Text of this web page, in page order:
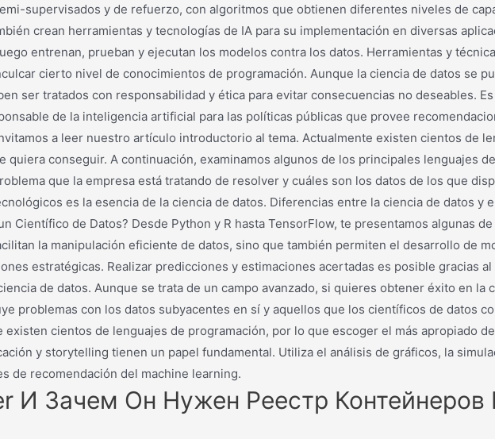
supervisados ​​y de refuerzo, con algoritmos que obtienen diferentes niveles de
crean herramientas y tecnologías de IA para su implementación en diversas
entrenan, prueban y ejecutan los modelos contra los datos. Herramientas y
cierto nivel de conocimientos de programación. Aunque la ciencia de datos se
ser tratados con responsabilidad y ética para evitar consecuencias no deseables.
de la inteligencia artificial para las políticas públicas que provee
a leer nuestro artículo introductorio al tema. Actualmente existen cientos de
quiera conseguir. A continuación, examinamos algunos de los principales lenguajes
que la empresa está tratando de resolver y cuáles son los datos de los que
es la esencia de la ciencia de datos. Diferencias entre la ciencia de datos y
Científico de Datos? Desde Python y R hasta TensorFlow, te presentamos algunas
la manipulación eficiente de datos, sino que también permiten el desarrollo de
estratégicas. Realizar predicciones y estimaciones acertadas es posible gracias
de datos. Aunque se trata de un campo avanzado, si quieres obtener éxito en la
problemas con los datos subyacentes en sí y aquellos que los científicos de datos
cientos de lenguajes de programación, por lo que escoger el más apropiado
y storytelling tienen un papel fundamental. Utiliza el análisis de gráficos, la
de recomendación del machine learning.
И Зачем Он Нужен Реестр Контейнеров